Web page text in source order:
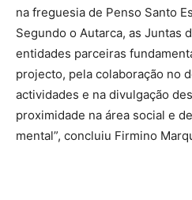
na freguesia de Penso Santo
Segundo o Autarca, as Juntas
entidades parceiras
projecto, pela colaboração no
actividades e na divulgação
proximidade na área social e
mental”, concluiu Firmino